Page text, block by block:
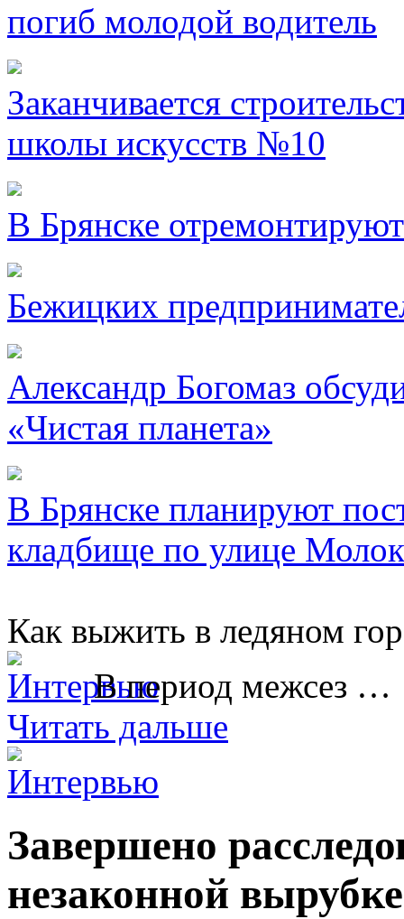
погиб молодой водитель
Заканчивается
школы искусств №10
В Брянске
Бежицких
Александр Богомаз
«Чистая планета»
В Брянске планируют
кладбище по улице
Как выжить в ледяном
В период межсез …
Читать дальше
Завершено
незаконной